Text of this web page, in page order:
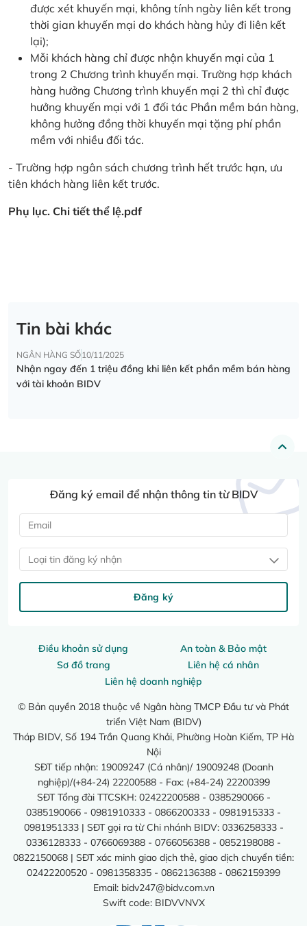
được xét khuyến mại, không tính ngày liên kết trong
thời gian khuyến mại do khách hàng hủy đi liên kết
lại);
Mỗi khách hàng chỉ được nhận khuyến mại của 1
trong 2 Chương trình khuyến mại. Trường hợp khách
hàng hưởng Chương trình khuyến mại 2 thì chỉ được
hưởng khuyến mại với 1 đối tác Phần mềm bán hàng,
không hưởng đồng thời khuyến mại tặng phí phần
mềm với nhiều đối tác.
- Trường hợp ngân sách chương trình hết trước hạn, ưu
tiên khách hàng liên kết trước.
Phụ lục. Chi tiết thể lệ.pdf
Tin bài khác
NGÂN HÀNG SỐ10/11/2025
Nhận ngay đến 1 triệu đồng khi liên kết phần mềm bán hàng
với tài khoản BIDV
Điều khoản sử dụng
An toàn & Bảo mật
Sơ đồ trang
Liên hệ cá nhân
Liên hệ doanh nghiệp
© Bản quyền 2018 thuộc về Ngân hàng TMCP Đầu tư và Phát
triển Việt Nam (BIDV)
Tháp BIDV, Số 194 Trần Quang Khải, Phường Hoàn Kiếm, TP Hà
Nội
SĐT tiếp nhận: 19009247 (Cá nhân)/ 19009248 (Doanh
nghiệp)/(+84-24) 22200588 - Fax: (+84-24) 22200399
SĐT Tổng đài TTCSKH: 02422200588 - 0385290066 -
0385190066 - 0981910333 - 0866200333 - 0981915333 -
0981951333 | SĐT gọi ra từ Chi nhánh BIDV: 0336258333 -
0336128333 - 0766069388 - 0766056388 - 0852198088 -
0822150068 | SĐT xác minh giao dịch thẻ, giao dịch chuyển tiền:
02422200520 - 0981358335 - 0862136388 - 0862159399
Email: bidv247@bidv.com.vn
Swift code: BIDVVNVX
Đăng ký email để nhận thông tin từ BIDV
Loại tin đăng ký nhận
Đăng ký